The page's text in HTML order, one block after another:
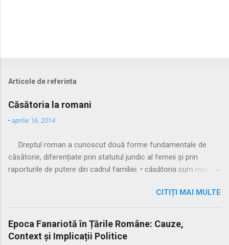
Articole de referinta
Căsătoria la romani
-aprilie 16, 2014
Dreptul roman a cunoscut două forme fundamentale de
căsătorie, diferențiate prin statutul juridic al femeii și prin
raporturile de putere din cadrul familiei: • căsătoria cum manus
și practicată a fost căsătoria cu manus, prin care femeia
trecea sub autoritatea soțului, devenind parte a familiei
acestuia. Spre sfârșitul Republicii, tot mai multe femei au
început să evite această subordonare, trăind în uniuni
nelegitime. Pentru a limita fenomenul, romanii au recunoscut și
CITIȚI MAI MULTE
Epoca Fanariotă în Țările Române: Cauze,
Context și Implicații Politice